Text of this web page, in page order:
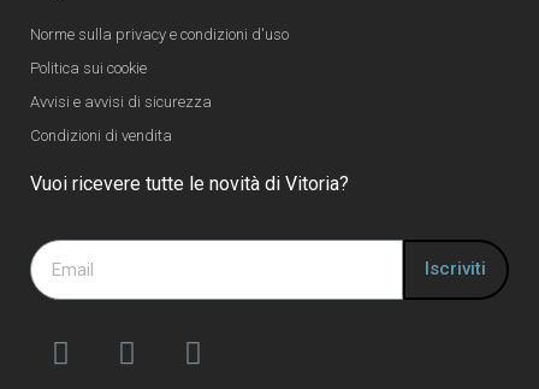
Norme sulla privacy e condizioni d'uso
Politica sui cookie
Avvisi e avvisi di sicurezza
Condizioni di vendita
Vuoi ricevere tutte le novità di Vitoria?
Iscriviti